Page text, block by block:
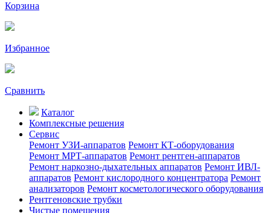
Корзина
Избранное
Сравнить
Каталог
Комплексные решения
Сервис
Ремонт УЗИ-аппаратов Ремонт КТ-оборудования
Ремонт МРТ-аппаратов Ремонт рентген-аппаратов
Ремонт наркозно-дыхательных аппаратов Ремонт ИВЛ-
аппаратов Ремонт кислородного концентратора Ремонт
анализаторов Ремонт косметологического оборудования
Рентгеновские трубки
Чистые помещения